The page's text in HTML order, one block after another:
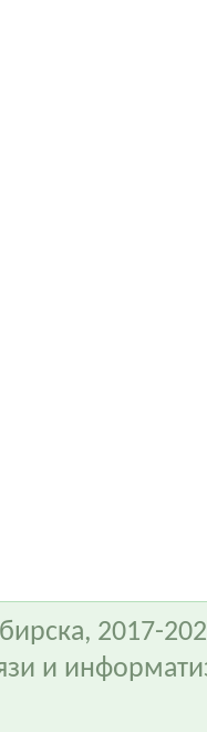
2017-
и